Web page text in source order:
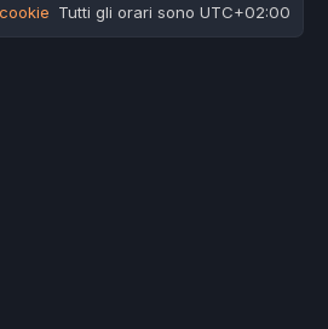
Tutti gli orari sono UTC+02:00